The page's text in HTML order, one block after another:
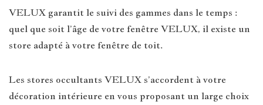
VELUX garantit le suivi des gammes dans le temps :
quel que soit l’âge de votre fenêtre VELUX, il existe un
store adapté à votre fenêtre de toit.
Les stores occultants VELUX s’accordent à votre
décoration intérieure en vous proposant un large choix